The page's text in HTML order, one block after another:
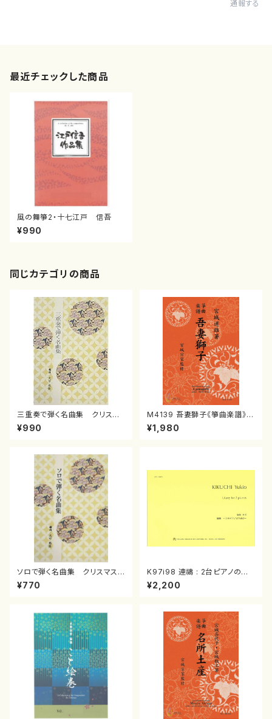
通報する
最近チェックした商品
風の舞箏2・十七江戸 信吾
¥990
同じカテゴリの商品
三重奏で弾く名曲集 クリスマ
スメドレー( 箏2/大平光美 編
曲/楽譜）
¥990
M4139 吾妻獅子《箏曲楽譜》
（箏/宮城道雄著・宮城宗家監修/
箏曲古典楽譜）
¥1,980
ソロで弾く名曲集 クリスマス・
イブ／恋人がサンタクロース(
箏独奏 /大平光美 編曲/楽
¥770
K97i98 連禱 : 2台ピアノのた
めの（2 Pianos / 菊池 幸夫 /
楽譜）
¥2,200